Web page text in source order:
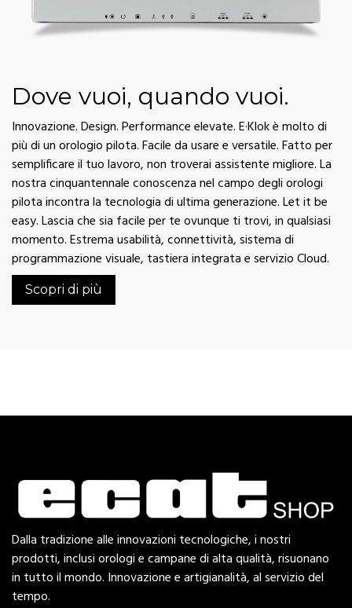
Dove vuoi, quando vuoi.
Innovazione. Design. Performance elevate. E·Klok è molto di
più di un orologio pilota. Facile da usare e versatile. Fatto per
semplificare il tuo lavoro, non troverai assistente migliore. La
nostra cinquantennale conoscenza nel campo degli orologi
pilota incontra la tecnologia di ultima generazione. Let it be
easy. Lascia che sia facile per te ovunque ti trovi, in qualsiasi
momento. Estrema usabilità, connettività, sistema di
programmazione visuale, tastiera integrata e servizio Cloud.
Scopri di più
Dalla tradizione alle innovazioni tecnologiche, i nostri
prodotti, inclusi orologi e campane di alta qualità, risuonano
in tutto il mondo. Innovazione e artigianalità, al servizio del
tempo.